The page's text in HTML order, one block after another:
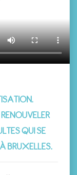
QUI SE
BRUXELLES.